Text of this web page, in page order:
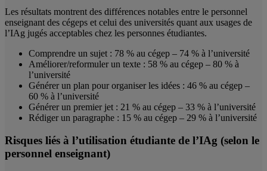
Les résultats montrent des différences notables entre le personnel
enseignant des cégeps et celui des universités quant aux usages de
l’IAg jugés acceptables chez les personnes étudiantes.
Comprendre un sujet : 78 % au cégep – 74 % à l’université
Améliorer/reformuler un texte : 58 % au cégep – 80 % à
l’université
Générer un plan pour organiser les idées : 46 % au cégep –
60 % à l’université
Générer un premier jet : 21 % au cégep – 33 % à l’université
Rédiger un paragraphe : 15 % au cégep – 29 % à l’université
Risques liés à l’utilisation étudiante de l’IAg (selon le
personnel enseignant)